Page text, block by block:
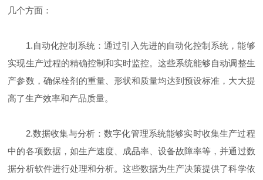
几个方面：
1.自动化控制系统：通过引入先进的自动化控制系统，能够
实现生产过程的精确控制和实时监控。这些系统能够自动调整生
产参数，确保栓剂的重量、形状和质量均达到预设标准，大大提
高了生产效率和产品质量。
2.数据收集与分析：数字化管理系统能够实时收集生产过程
中的各项数据，如生产速度、成品率、设备故障率等，并通过数
据分析软件进行处理和分析。这些数据为生产决策提供了科学依